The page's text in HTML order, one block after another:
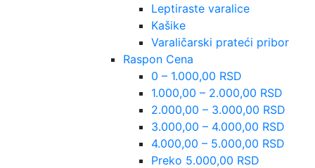
Leptiraste varalice
Kašike
Varaličarski prateći pribor
Raspon Cena
0 – 1.000,00 RSD
1.000,00 – 2.000,00 RSD
2.000,00 – 3.000,00 RSD
3.000,00 – 4.000,00 RSD
4.000,00 – 5.000,00 RSD
Preko 5.000,00 RSD